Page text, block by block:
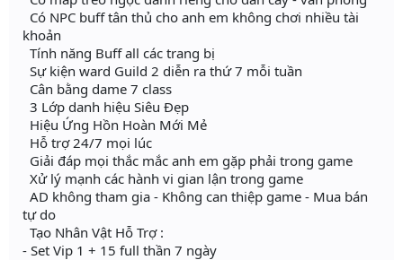
Có NPC buff tân thủ cho anh em không chơi nhiều tài
khoản
Tính năng Buff all các trang bị
Sự kiện ward Guild 2 diễn ra thứ 7 mỗi tuần
Cân bằng dame 7 class
3 Lớp danh hiệu Siêu Đẹp
Hiệu Ứng Hồn Hoàn Mới Mẻ
Hỗ trợ 24/7 mọi lúc
Giải đáp mọi thắc mắc anh em gặp phải trong game
Xử lý mạnh các hành vi gian lận trong game
AD không tham gia - Không can thiệp game - Mua bán
tự do
Tạo Nhân Vật Hỗ Trợ :
- Set Vip 1 + 15 full thần 7 ngày